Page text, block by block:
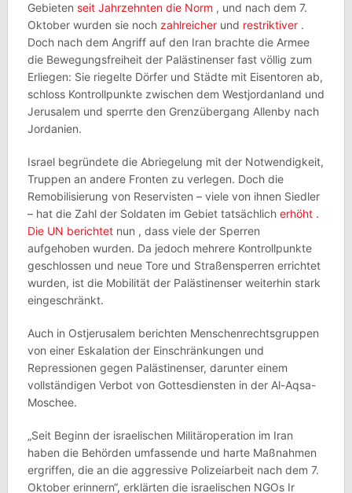
Gebieten seit Jahrzehnten die Norm , und nach dem 7.
Oktober wurden sie noch zahlreicherund restriktiver.
Doch nach dem Angriff auf den Iran brachte die Armee
die Bewegungsfreiheit der Palästinenser fast völlig zum
Erliegen: Sie riegelte Dörfer und Städte mit Eisentoren ab,
schloss Kontrollpunkte zwischen dem Westjordanland und
Jerusalem und sperrte den Grenzübergang Allenby nach
Jordanien.
Israel begründete die Abriegelung mit der Notwendigkeit,
Truppen an andere Fronten zu verlegen. Doch die
Remobilisierung von Reservisten – viele von ihnen Siedler
– hat die Zahl der Soldaten im Gebiet tatsächlich erhöht .
Die UN berichtetnun , dass viele der Sperren
aufgehoben wurden. Da jedoch mehrere Kontrollpunkte
geschlossen und neue Tore und Straßensperren errichtet
wurden, ist die Mobilität der Palästinenser weiterhin stark
eingeschränkt.
Auch in Ostjerusalem berichten Menschenrechtsgruppen
von einer Eskalation der Einschränkungen und
Repressionen gegen Palästinenser, darunter einem
vollständigen Verbot von Gottesdiensten in der Al-Aqsa-
Moschee.
„Seit Beginn der israelischen Militäroperation im Iran
haben die Behörden umfassende und harte Maßnahmen
ergriffen, die an die aggressive Polizeiarbeit nach dem 7.
Oktober erinnern“, erklärten die israelischen NGOs Ir